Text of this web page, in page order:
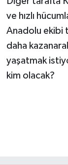
ve hızlı
Anadolu ekibi
daha
yaşatmak
kim olacak?